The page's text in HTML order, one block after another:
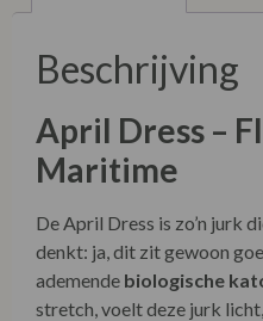
Beschrijving
April Dress –
Maritime
De April Dress is zo’n jurk
denkt: ja, dit zit gewoon
ademende biologische
stretch, voelt deze jurk